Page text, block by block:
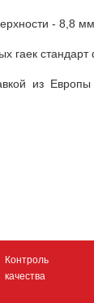
- 8,8
гаек стандарт
из
Контроль
качества